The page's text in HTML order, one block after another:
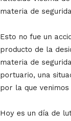
materia de
Esto no fue un
producto de la
materia de
portuario, una
por la que
Hoy es un día de